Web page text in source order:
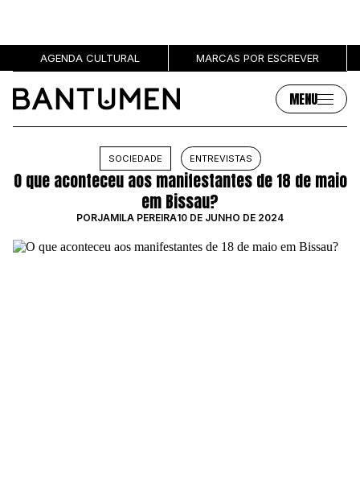
AGENDA CULTURAL MARCAS POR ESCREVER
MENU
MÚSICA
GRL PWR
Sobre
SOBRE NÓS
PUBLICIDADE
MARCAS
SOCIEDADE ENTREVISTAS
O que aconteceu aos manifestantes de 18 de maio
em Bissau?
PORJAMILA PEREIRA10 DE JUNHO DE 2024